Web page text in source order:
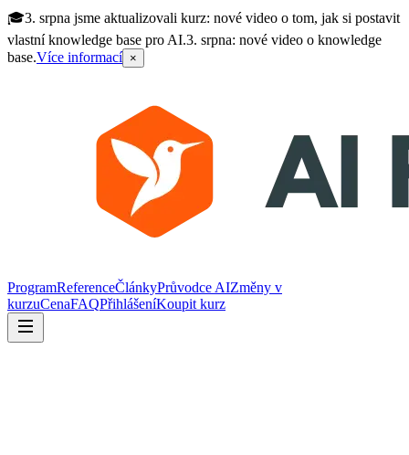
🎓3. srpna jsme aktualizovali kurz: nové video o tom, jak si postavit
vlastní knowledge base pro AI.3. srpna: nové video o knowledge
base.Více informací ×
ProgramReferenceČlánkyPrůvodce AIZměny v
kurzuCenaFAQPřihlášeníKoupit kurz